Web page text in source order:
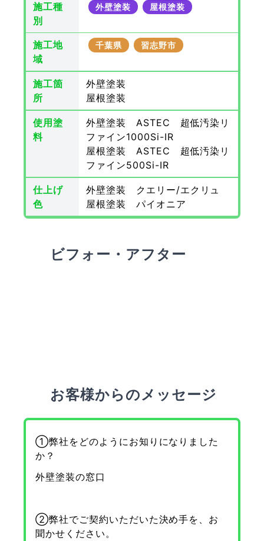
施工種
別
外壁塗装 屋根塗装
施工地
域
千葉県 習志野市
施工箇
所
外壁塗装
屋根塗装
使用塗
料
外壁塗装 ASTEC 超低汚染リ
ファイン1000Si-IR
屋根塗装 ASTEC 超低汚染リ
ファイン500Si-IR
仕上げ
色
外壁塗装 クエリー/エクリュ
屋根塗装 パイオニア
ビフォー・アフター
お客様からのメッセージ
①弊社をどのようにお知りになりました
か？
外壁塗装の窓口
②弊社でご契約いただいた決め手を、お
聞かせください。